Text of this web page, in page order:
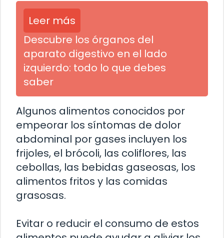
Leer más
Descubre los órganos del
aparato digestivo en el lado
izquierdo: todo lo que debes
saber
Algunos alimentos conocidos por
empeorar los síntomas de dolor
abdominal por gases incluyen los
frijoles, el brócoli, las coliflores, las
cebollas, las bebidas gaseosas, los
alimentos fritos y las comidas
grasosas.
Evitar o reducir el consumo de estos